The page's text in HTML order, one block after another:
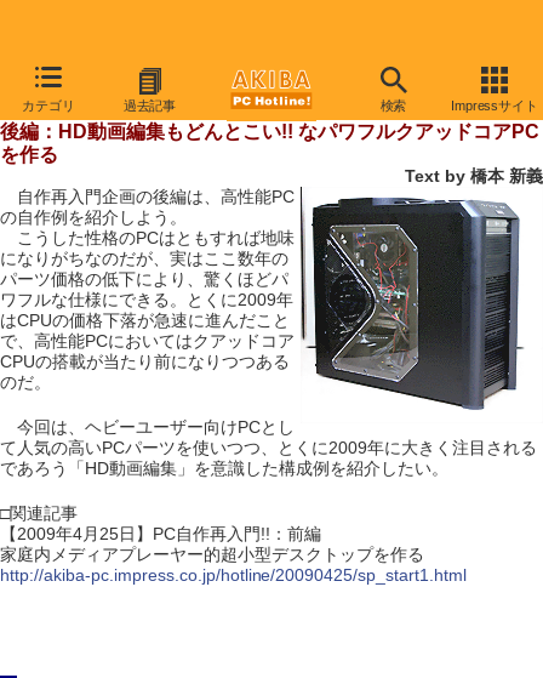
カテゴリ 過去記事 検索 Impressサイト
【 2009年5月2日号 】
PC自作再入門!!：イマドキの自作PCはこんなに面白い
後編：HD動画編集もどんとこい!! なパワフルクアッドコアPC
を作る
Text by 橋本 新義
自作再入門企画の後編は、高性能PC
の自作例を紹介しよう。
こうした性格のPCはともすれば地味
になりがちなのだが、実はここ数年の
パーツ価格の低下により、驚くほどパ
ワフルな仕様にできる。とくに2009年
はCPUの価格下落が急速に進んだこと
で、高性能PCにおいてはクアッドコア
CPUの搭載が当たり前になりつつある
のだ。
今回は、ヘビーユーザー向けPCとし
て人気の高いPCパーツを使いつつ、とくに2009年に大きく注目される
であろう「HD動画編集」を意識した構成例を紹介したい。
□関連記事
【2009年4月25日】PC自作再入門!!：前編
家庭内メディアプレーヤー的超小型デスクトップを作る
http://akiba-pc.impress.co.jp/hotline/20090425/sp_start1.html